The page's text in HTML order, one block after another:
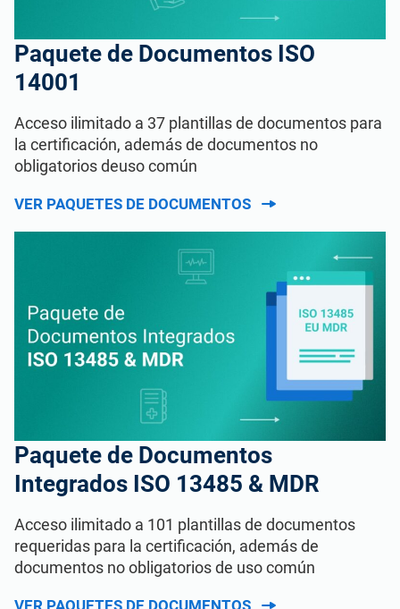
Paquete de Documentos ISO
14001
Acceso ilimitado a 37 plantillas de documentos para
la certificación, además de documentos no
obligatorios deuso común
VER PAQUETES DE DOCUMENTOS
Paquete de Documentos
Integrados ISO 13485 & MDR
Acceso ilimitado a 101 plantillas de documentos
requeridas para la certificación, además de
documentos no obligatorios de uso común
VER PAQUETES DE DOCUMENTOS